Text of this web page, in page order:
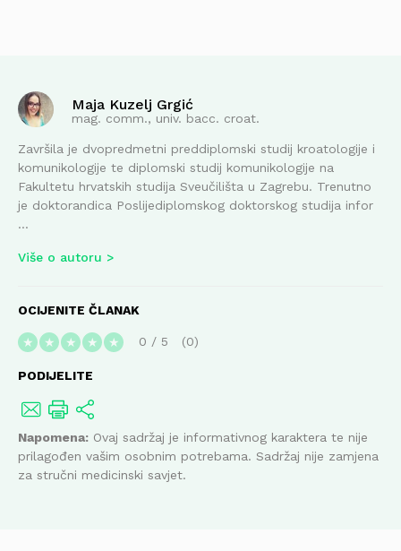
Maja Kuzelj Grgić
mag. comm., univ. bacc. croat.
Završila je dvopredmetni preddiplomski studij kroatologije i
komunikologije te diplomski studij komunikologije na
Fakultetu hrvatskih studija Sveučilišta u Zagrebu. Trenutno
je doktorandica Poslijediplomskog doktorskog studija infor
...
Više o autoru
OCIJENITE ČLANAK
★ ★ ★ ★ ★ 0 / 5 0
PODIJELITE
Napomena: Ovaj sadržaj je informativnog karaktera te nije
prilagođen vašim osobnim potrebama. Sadržaj nije zamjena
za stručni medicinski savjet.